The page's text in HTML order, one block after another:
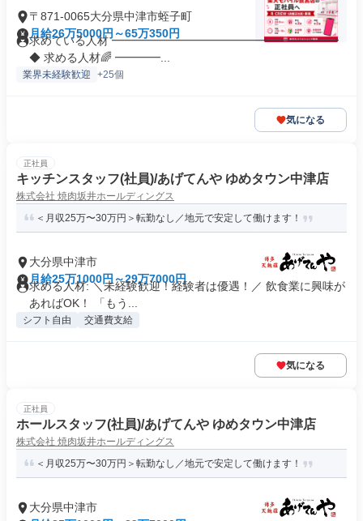
〒871-0065大分県中津市蛭子町
月給26万5000円～65万350円
求めている人材 ━━━━━━━━━━━━━━━━━━━━
◆ 求める人材🌈 ━━━━...
業界未経験歓迎 +25個
気になる
正社員
キッチンスタッフ(社員)/あげてんや ゆめタウン中津店
株式会社 焼肉坂井ホールディングス
＜月収25万〜30万円＞転勤なし／地元で安定して働けます！
大分県中津市
月給25万1000円～29万7000円
求める人材: ＼未経験歓迎！経験者は優遇！／ 飲食業に興味が
あればOK！ 「もう...
シフト自由 交通費支給
気になる
正社員
ホールスタッフ(社員)/あげてんや ゆめタウン中津店
株式会社 焼肉坂井ホールディングス
＜月収25万〜30万円＞転勤なし／地元で安定して働けます！
大分県中津市